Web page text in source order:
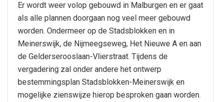
Er wordt weer volop gebouwd in Malburgen en er gaat
als alle plannen doorgaan nog veel meer gebouwd
worden. Ondermeer op de Stadsblokken en in
Meinerswijk, de Nijmeegseweg, Het Nieuwe A en aan
de Gelderserooslaan-Vlierstraat. Tijdens de
vergadering zal onder andere het ontwerp
bestemmingsplan Stadsblokken-Meinerswijk en
mogelijke zienswijze hierop besproken gaan worden.